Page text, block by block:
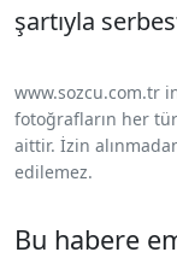
şartıyla
www.sozcu.com.tr
fotoğrafların her
aittir. İzin
edilemez.
Bu habere